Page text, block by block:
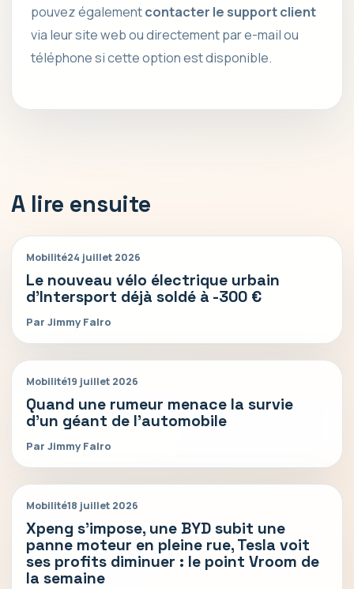
pouvez égalementcontacter le support client
via leur site web ou directement par e-mail ou
téléphone si cette option est disponible.
A lire ensuite
Mobilité24 juillet 2026
Le nouveau vélo électrique urbain
d’Intersport déjà soldé à -300 €
Par Jimmy Falro
Mobilité19 juillet 2026
Quand une rumeur menace la survie
d’un géant de l’automobile
Par Jimmy Falro
Mobilité18 juillet 2026
Xpeng s’impose, une BYD subit une
panne moteur en pleine rue, Tesla voit
ses profits diminuer : le point Vroom de
la semaine